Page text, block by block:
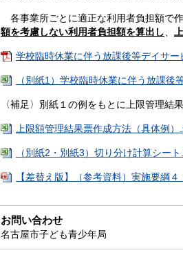
各事業所ごとに適正な利用者負担額で
額を考慮しない利用者負担額を算出し、
学校臨時休業に伴う放課後等デイサ
（別紙1）学校臨時休業に伴う放課
〈補足〉別紙１の例をもとに上限管理結
上限額管理結果票作成方法（具体例）
（別紙2・別紙3）切り分け計算シー
【差替え版】（参考資料）実施要綱
お問い合わせ
名古屋市子ども青少年局